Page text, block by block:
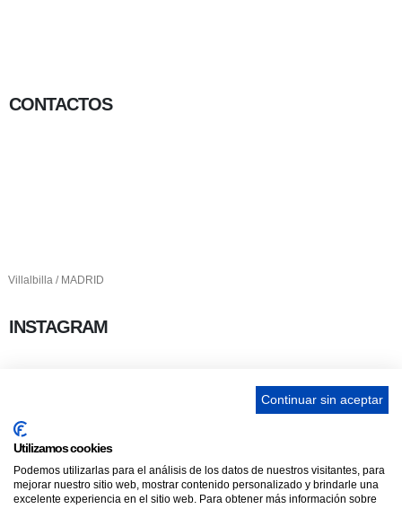
CONTACTOS
Villalbilla / MADRID
INSTAGRAM
ENLACES
Contacta
Adopta un perro
Continuar sin aceptar
Utilizamos cookies
Podemos utilizarlas para el análisis de los datos de nuestros visitantes, para
mejorar nuestro sitio web, mostrar contenido personalizado y brindarle una
excelente experiencia en el sitio web. Para obtener más información sobre